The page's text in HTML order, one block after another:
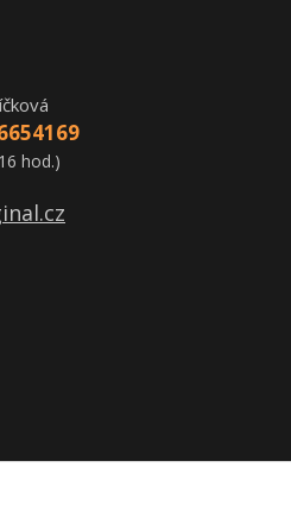
hod.)